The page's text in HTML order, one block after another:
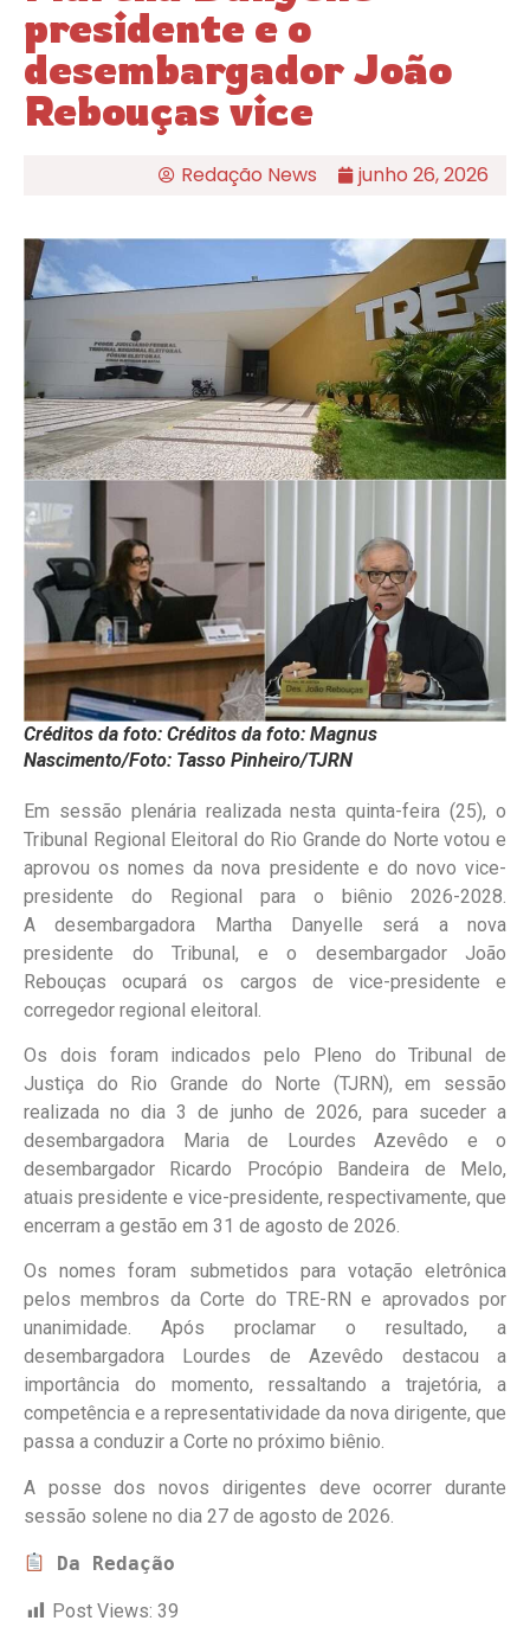
presidente e o
desembargador João
Rebouças vice
Redação News junho 26, 2026
Créditos da foto: Créditos da foto: Magnus
Nascimento/Foto: Tasso Pinheiro/TJRN
Em sessão plenária realizada nesta quinta-feira (25), o
Tribunal Regional Eleitoral do Rio Grande do Norte votou e
aprovou os nomes da nova presidente e do novo vice-
presidente do Regional para o biênio 2026-2028.
A desembargadora Martha Danyelle será a nova
presidente do Tribunal, e o desembargador João
Rebouças ocupará os cargos de vice-presidente e
corregedor regional eleitoral.
Os dois foram indicados pelo Pleno do Tribunal de
Justiça do Rio Grande do Norte (TJRN), em sessão
realizada no dia 3 de junho de 2026, para suceder a
desembargadora Maria de Lourdes Azevêdo e o
desembargador Ricardo Procópio Bandeira de Melo,
atuais presidente e vice-presidente, respectivamente, que
encerram a gestão em 31 de agosto de 2026.
Os nomes foram submetidos para votação eletrônica
pelos membros da Corte do TRE-RN e aprovados por
unanimidade. Após proclamar o resultado, a
desembargadora Lourdes de Azevêdo destacou a
importância do momento, ressaltando a trajetória, a
competência e a representatividade da nova dirigente, que
passa a conduzir a Corte no próximo biênio.
A posse dos novos dirigentes deve ocorrer durante
sessão solene no dia 27 de agosto de 2026.
Da Redação
Post Views: 39